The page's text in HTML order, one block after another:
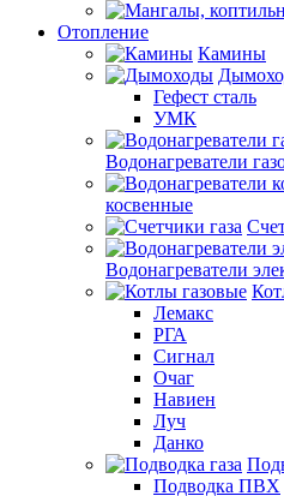
Отопление
Камины
Гефест сталь
УМК
Водонагреватели
косвенные
Водонагреватели
Лемакс
РГА
Сигнал
Очаг
Навиен
Луч
Данко
Подводка ПВХ